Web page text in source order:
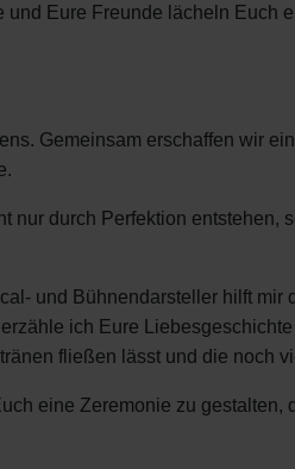
Eure Freunde lächeln
Gemeinsam erschaffen wir
durch Perfektion
und Bühnendarsteller hilft
ich Eure
fließen lässt und die noch
eine Zeremonie zu